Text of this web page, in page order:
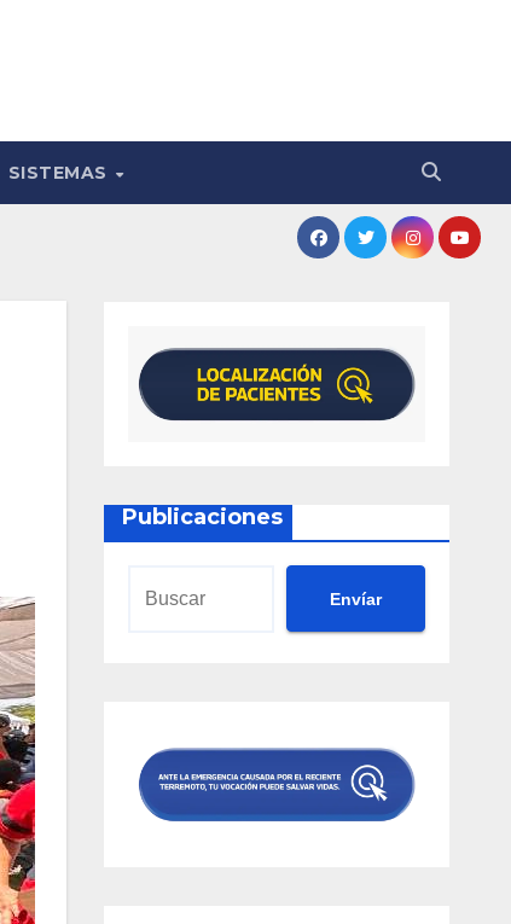
SISTEMAS
Publicaciones
Envíar